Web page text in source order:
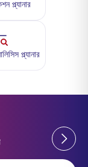
প্ল্যানার
প্ল্যানার
Previous